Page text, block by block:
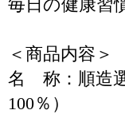
毎日の健康習
＜商品内容＞
名 称：順造
100％）